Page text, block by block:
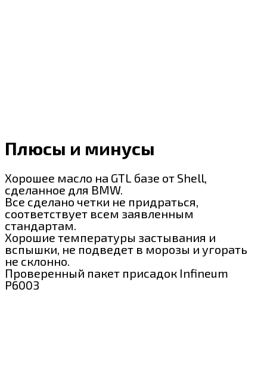
Плюсы и минусы
Хорошее масло на GTL базе от Shell,
сделанное для BMW.
Все сделано четки не придраться,
соответствует всем заявленным
стандартам.
Хорошие температуры застывания и
вспышки, не подведет в морозы и угорать
не склонно.
Проверенный пакет присадок Infineum
P6003